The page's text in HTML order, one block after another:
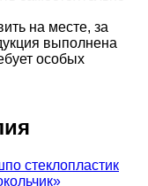
на месте, за
выполнена
особых